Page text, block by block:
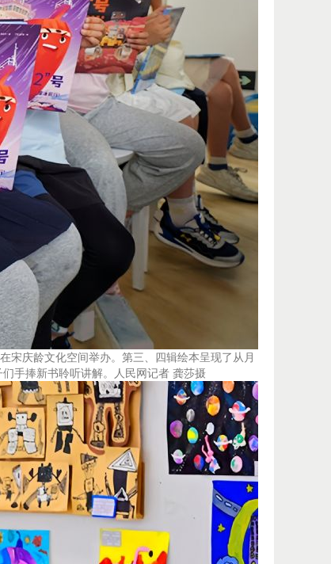
宋庆龄文化空间举办。第三、四辑绘本呈现了从月
手捧新书聆听讲解。人民网记者 龚莎摄